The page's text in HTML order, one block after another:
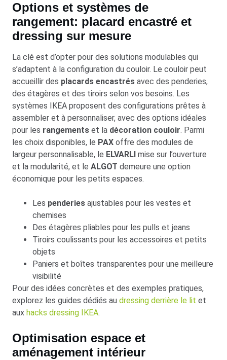
Options et systèmes de
rangement: placard encastré et
dressing sur mesure
La clé est d’opter pour des solutions modulables qui
s’adaptent à la configuration du couloir. Le couloir peut
accueillir des placards encastrés avec des penderies,
des étagères et des tiroirs selon vos besoins. Les
systèmes IKEA proposent des configurations prêtes à
assembler et à personnaliser, avec des options idéales
pour les rangements et la décoration couloir. Parmi
les choix disponibles, le PAX offre des modules de
largeur personnalisable, le ELVARLI mise sur l’ouverture
et la modularité, et le ALGOT demeure une option
économique pour les petits espaces.
Les penderies ajustables pour les vestes et
chemises
Des étagères pliables pour les pulls et jeans
Tiroirs coulissants pour les accessoires et petits
objets
Paniers et boîtes transparentes pour une meilleure
visibilité
Pour des idées concrètes et des exemples pratiques,
explorez les guides dédiés au dressing derrière le lit et
aux hacks dressing IKEA.
Optimisation espace et
aménagement intérieur